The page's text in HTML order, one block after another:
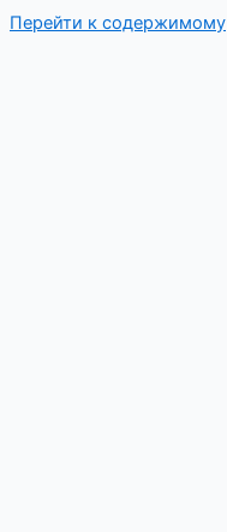
Перейти к содержимому